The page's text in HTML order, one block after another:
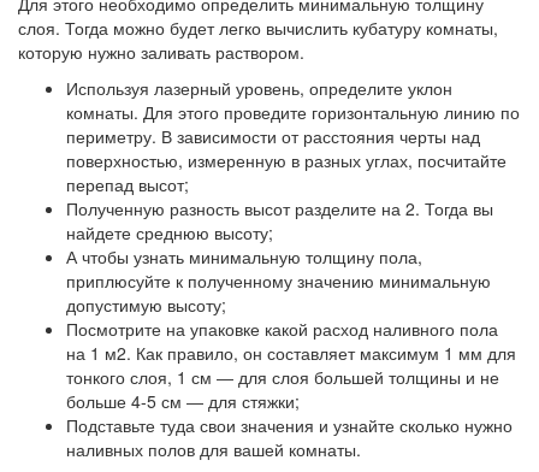
слоя. Тогда можно будет легко вычислить кубатуру комнаты,
которую нужно заливать раствором.
Используя лазерный уровень, определите уклон
комнаты. Для этого проведите горизонтальную линию по
периметру. В зависимости от расстояния черты над
поверхностью, измеренную в разных углах, посчитайте
перепад высот;
Полученную разность высот разделите на 2. Тогда вы
найдете среднюю высоту;
А чтобы узнать минимальную толщину пола,
приплюсуйте к полученному значению минимальную
допустимую высоту;
Посмотрите на упаковке какой расход наливного пола
на 1 м2. Как правило, он составляет максимум 1 мм для
тонкого слоя, 1 см ― для слоя большей толщины и не
больше 4-5 см ― для стяжки;
Подставьте туда свои значения и узнайте сколько нужно
наливных полов для вашей комнаты.